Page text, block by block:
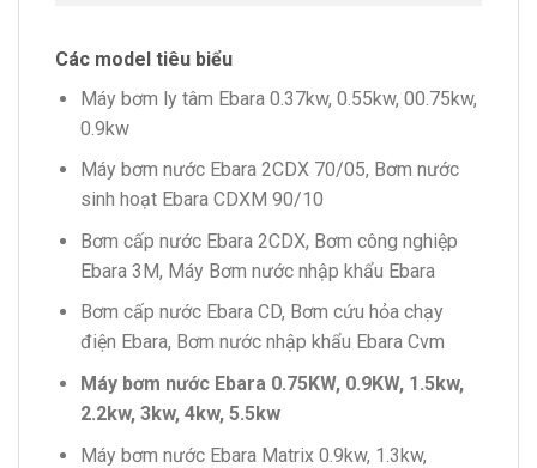
Các model tiêu biểu
Máy bơm ly tâm Ebara 0.37kw, 0.55kw, 00.75kw,
0.9kw
Máy bơm nước Ebara 2CDX 70/05, Bơm nước
sinh hoạt Ebara CDXM 90/10
Bơm cấp nước Ebara 2CDX, Bơm công nghiệp
Ebara 3M, Máy Bơm nước nhập khẩu Ebara
Bơm cấp nước Ebara CD, Bơm cứu hỏa chạy
điện Ebara, Bơm nước nhập khẩu Ebara Cvm
Máy bơm nước Ebara 0.75KW, 0.9KW, 1.5kw,
2.2kw, 3kw, 4kw, 5.5kw
Máy bơm nước Ebara Matrix 0.9kw, 1.3kw,